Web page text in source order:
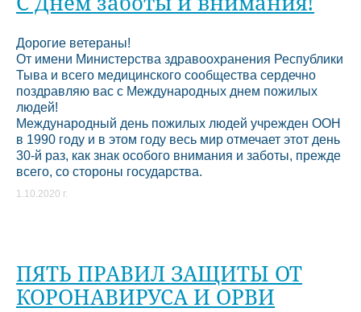
Дорогие ветераны!
От имени Министерства здравоохранения Республики
Тыва и всего медицинского сообщества сердечно
поздравляю вас с Международных днем пожилых
людей!
Международный день пожилых людей учрежден ООН
в 1990 году и в этом году весь мир отмечает этот день
30-й раз, как знак особого внимания и заботы, прежде
всего, со стороны государства.
1.10.2020 г.
ПЯТЬ ПРАВИЛ ЗАЩИТЫ ОТ
КОРОНАВИРУСА И ОРВИ